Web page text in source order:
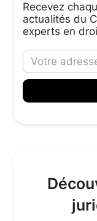
Recevez
actualités du
experts en